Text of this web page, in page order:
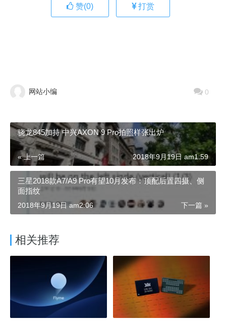
赞(0) 打赏
网站小编 0
骁龙845加持 中兴AXON 9 Pro拍照样张出炉
« 上一篇 2018年9月19日 am1:59
三星2018款A7/A9 Pro有望10月发布：顶配后置四摄、侧
面指纹
下一篇 »
2018年9月19日 am2:06
相关推荐